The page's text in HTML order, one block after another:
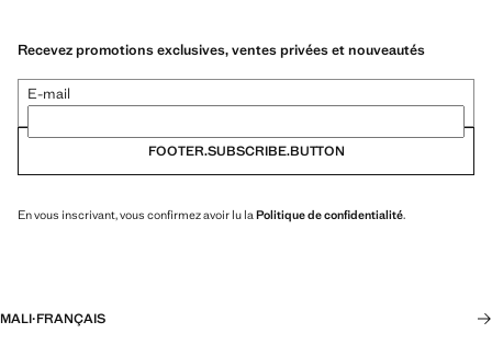
Recevez promotions exclusives, ventes privées et nouveautés
E-mail
FOOTER.SUBSCRIBE.BUTTON
En vous inscrivant, vous confirmez avoir lu la Politique de confidentialité.
MALI·FRANÇAIS